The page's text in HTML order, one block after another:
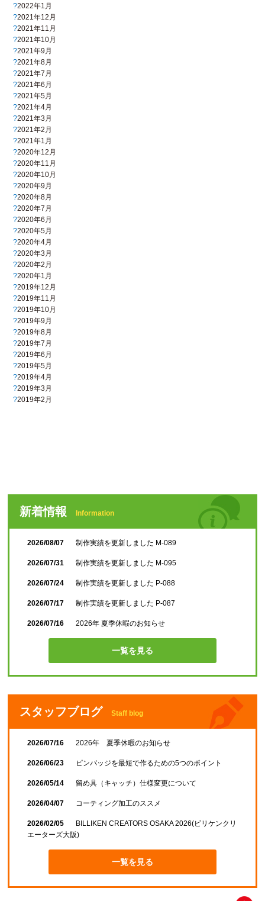
2022年1月
2021年12月
2021年11月
2021年10月
2021年9月
2021年8月
2021年7月
2021年6月
2021年5月
2021年4月
2021年3月
2021年2月
2021年1月
2020年12月
2020年11月
2020年10月
2020年9月
2020年8月
2020年7月
2020年6月
2020年5月
2020年4月
2020年3月
2020年2月
2020年1月
2019年12月
2019年11月
2019年10月
2019年9月
2019年8月
2019年7月
2019年6月
2019年5月
2019年4月
2019年3月
2019年2月
新着情報 Information
2026/08/07 制作実績を更新しました M-089
2026/07/31 制作実績を更新しました M-095
2026/07/24 制作実績を更新しました P-088
2026/07/17 制作実績を更新しました P-087
2026/07/16 2026年 夏季休暇のお知らせ
一覧を見る
スタッフブログ Staff blog
2026/07/16 2026年 夏季休暇のお知らせ
2026/06/23 ピンバッジを最短で作るための5つのポイント
2026/05/14 留め具（キャッチ）仕様変更について
2026/04/07 コーティング加工のススメ
2026/02/05
BILLIKEN CREATORS OSAKA 2026(ビリケンクリ
エーターズ大阪)
一覧を見る